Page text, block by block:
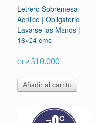
Letrero Sobremesa
Acrílico | Obligatorio
Lavarse las Manos |
16×24 cms
CLP $10.000
Añadir al carrito